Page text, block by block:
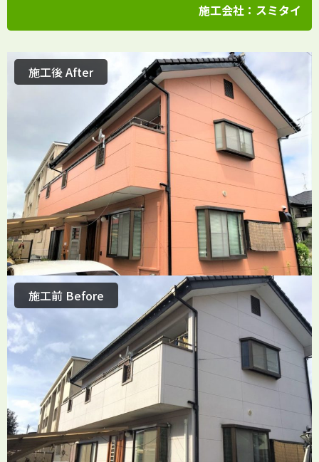
施工会社： スミタイ
施工前 Before
施工後 After